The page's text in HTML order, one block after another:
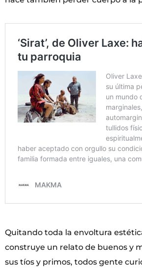
Quitando toda la envoltura
construye un relato de buenos y
sus tíos y primos, todos gente